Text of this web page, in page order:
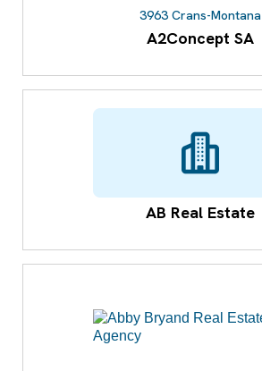
3963 Crans-Montana
A2Concept SA
AB Real Estate